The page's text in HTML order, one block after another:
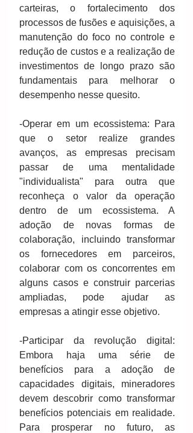
carteiras, o fortalecimento dos
processos de fusões e aquisições, a
manutenção do foco no controle e
redução de custos e a realização de
investimentos de longo prazo são
fundamentais para melhorar o
desempenho nesse quesito.
-Operar em um ecossistema: Para
que o setor realize grandes
avanços, as empresas precisam
passar de uma mentalidade
"individualista" para outra que
reconheça o valor da operação
dentro de um ecossistema. A
adoção de novas formas de
colaboração, incluindo transformar
os fornecedores em parceiros,
colaborar com os concorrentes em
alguns casos e construir parcerias
ampliadas, pode ajudar as
empresas a atingir esse objetivo.
-Participar da revolução digital:
Embora haja uma série de
benefícios para a adoção de
capacidades digitais, mineradores
devem descobrir como transformar
benefícios potenciais em realidade.
Para prosperar no futuro, as